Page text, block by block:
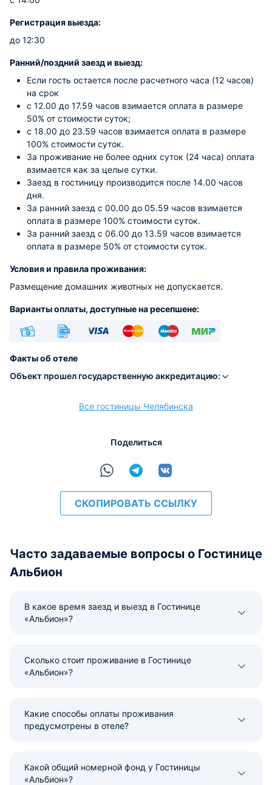
Регистрация выезда:
до 12:30
Ранний/поздний заезд и выезд:
Если гость остается после расчетного часа (12 часов)
на срок
с 12.00 до 17.59 часов взимается оплата в размере
50% от стоимости суток;
с 18.00 до 23.59 часов взимается оплата в размере
100% стоимости суток.
За проживание не более одних суток (24 часа) оплата
взимается как за целые сутки.
Заезд в гостиницу производится после 14.00 часов
дня.
За ранний заезд с 00.00 до 05.59 часов взимается
оплата в размере 100% стоимости суток.
За ранний заезд с 06.00 до 13.59 часов взимается
оплата в размере 50% от стоимости суток.
Условия и правила проживания:
Размещение домашних животных не допускается.
Варианты оплаты, доступные на ресепшене:
Факты об отеле
Объект прошел государственную аккредитацию:
Все гостиницы Челябинска
Поделиться
СКОПИРОВАТЬ ССЫЛКУ
Часто задаваемые вопросы о Гостинице
Альбион
В какое время заезд и выезд в Гостинице
«Альбион»?
Сколько стоит проживание в Гостинице
«Альбион»?
Какие способы оплаты проживания
предусмотрены в отеле?
Какой общий номерной фонд у Гостиницы
«Альбион»?